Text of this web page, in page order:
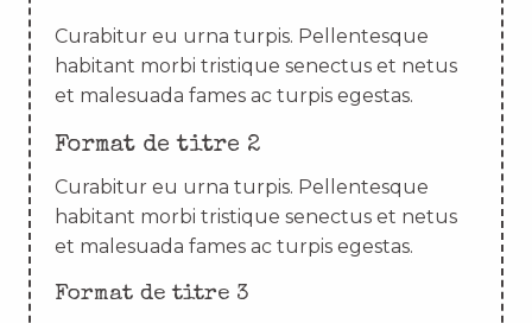
Curabitur eu urna turpis. Pellentesque
habitant morbi tristique senectus et netus
et malesuada fames ac turpis egestas.
Format de titre 2
Curabitur eu urna turpis. Pellentesque
habitant morbi tristique senectus et netus
et malesuada fames ac turpis egestas.
Format de titre 3